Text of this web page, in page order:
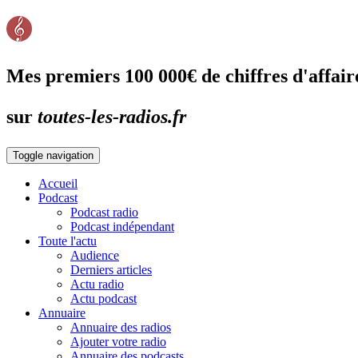
Mes premiers 100 000€ de chiffres
sur toutes-les-radios.fr
Toggle navigation
Accueil
Podcast
Podcast radio
Podcast indépendant
Toute l'actu
Audience
Derniers articles
Actu radio
Actu podcast
Annuaire
Annuaire des radios
Ajouter votre radio